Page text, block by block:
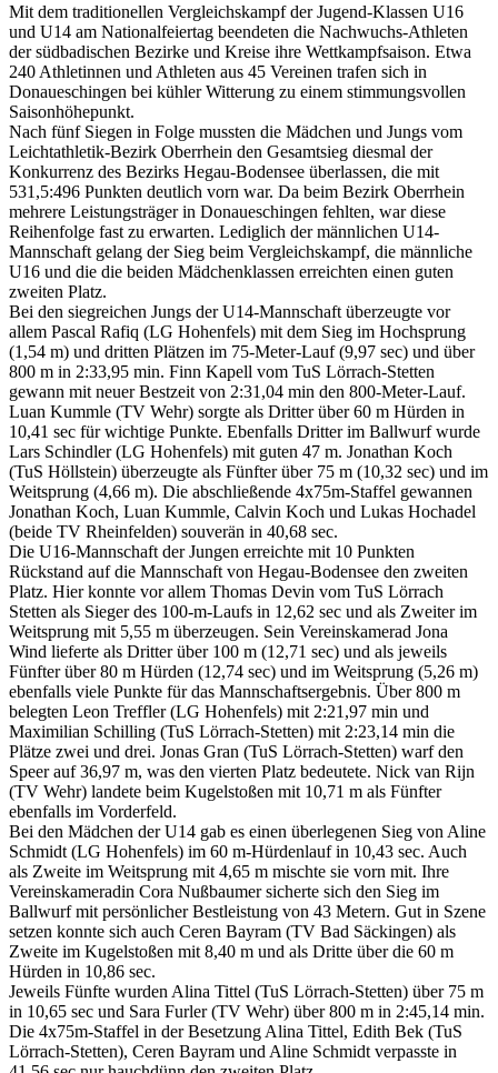
Mit dem traditionellen Vergleichskampf der Jugend-Klassen U16
und U14 am Nationalfeiertag beendeten die Nachwuchs-Athleten
der südbadischen Bezirke und Kreise ihre Wettkampfsaison. Etwa
240 Athletinnen und Athleten aus 45 Vereinen trafen sich in
Donaueschingen bei kühler Witterung zu einem stimmungsvollen
Saisonhöhepunkt.
Nach fünf Siegen in Folge mussten die Mädchen und Jungs vom
Leichtathletik-Bezirk Oberrhein den Gesamtsieg diesmal der
Konkurrenz des Bezirks Hegau-Bodensee überlassen, die mit
531,5:496 Punkten deutlich vorn war. Da beim Bezirk Oberrhein
mehrere Leistungsträger in Donaueschingen fehlten, war diese
Reihenfolge fast zu erwarten. Lediglich der männlichen U14-
Mannschaft gelang der Sieg beim Vergleichskampf, die männliche
U16 und die die beiden Mädchenklassen erreichten einen guten
zweiten Platz.
Bei den siegreichen Jungs der U14-Mannschaft überzeugte vor
allem Pascal Rafiq (LG Hohenfels) mit dem Sieg im Hochsprung
(1,54 m) und dritten Plätzen im 75-Meter-Lauf (9,97 sec) und über
800 m in 2:33,95 min. Finn Kapell vom TuS Lörrach-Stetten
gewann mit neuer Bestzeit von 2:31,04 min den 800-Meter-Lauf.
Luan Kummle (TV Wehr) sorgte als Dritter über 60 m Hürden in
10,41 sec für wichtige Punkte. Ebenfalls Dritter im Ballwurf wurde
Lars Schindler (LG Hohenfels) mit guten 47 m. Jonathan Koch
(TuS Höllstein) überzeugte als Fünfter über 75 m (10,32 sec) und im
Weitsprung (4,66 m). Die abschließende 4x75m-Staffel gewannen
Jonathan Koch, Luan Kummle, Calvin Koch und Lukas Hochadel
(beide TV Rheinfelden) souverän in 40,68 sec.
Die U16-Mannschaft der Jungen erreichte mit 10 Punkten
Rückstand auf die Mannschaft von Hegau-Bodensee den zweiten
Platz. Hier konnte vor allem Thomas Devin vom TuS Lörrach
Stetten als Sieger des 100-m-Laufs in 12,62 sec und als Zweiter im
Weitsprung mit 5,55 m überzeugen. Sein Vereinskamerad Jona
Wind lieferte als Dritter über 100 m (12,71 sec) und als jeweils
Fünfter über 80 m Hürden (12,74 sec) und im Weitsprung (5,26 m)
ebenfalls viele Punkte für das Mannschaftsergebnis. Über 800 m
belegten Leon Treffler (LG Hohenfels) mit 2:21,97 min und
Maximilian Schilling (TuS Lörrach-Stetten) mit 2:23,14 min die
Plätze zwei und drei. Jonas Gran (TuS Lörrach-Stetten) warf den
Speer auf 36,97 m, was den vierten Platz bedeutete. Nick van Rijn
(TV Wehr) landete beim Kugelstoßen mit 10,71 m als Fünfter
ebenfalls im Vorderfeld.
Bei den Mädchen der U14 gab es einen überlegenen Sieg von Aline
Schmidt (LG Hohenfels) im 60 m-Hürdenlauf in 10,43 sec. Auch
als Zweite im Weitsprung mit 4,65 m mischte sie vorn mit. Ihre
Vereinskameradin Cora Nußbaumer sicherte sich den Sieg im
Ballwurf mit persönlicher Bestleistung von 43 Metern. Gut in Szene
setzen konnte sich auch Ceren Bayram (TV Bad Säckingen) als
Zweite im Kugelstoßen mit 8,40 m und als Dritte über die 60 m
Hürden in 10,86 sec.
Jeweils Fünfte wurden Alina Tittel (TuS Lörrach-Stetten) über 75 m
in 10,65 sec und Sara Furler (TV Wehr) über 800 m in 2:45,14 min.
Die 4x75m-Staffel in der Besetzung Alina Tittel, Edith Bek (TuS
Lörrach-Stetten), Ceren Bayram und Aline Schmidt verpasste in